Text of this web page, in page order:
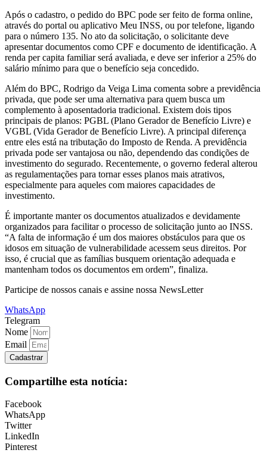
Após o cadastro, o pedido do BPC pode ser feito de forma online,
através do portal ou aplicativo Meu INSS, ou por telefone, ligando
para o número 135. No ato da solicitação, o solicitante deve
apresentar documentos como CPF e documento de identificação. A
renda per capita familiar será avaliada, e deve ser inferior a 25% do
salário mínimo para que o benefício seja concedido.
Além do BPC, Rodrigo da Veiga Lima comenta sobre a previdência
privada, que pode ser uma alternativa para quem busca um
complemento à aposentadoria tradicional. Existem dois tipos
principais de planos: PGBL (Plano Gerador de Benefício Livre) e
VGBL (Vida Gerador de Benefício Livre). A principal diferença
entre eles está na tributação do Imposto de Renda. A previdência
privada pode ser vantajosa ou não, dependendo das condições de
investimento do segurado. Recentemente, o governo federal alterou
as regulamentações para tornar esses planos mais atrativos,
especialmente para aqueles com maiores capacidades de
investimento.
É importante manter os documentos atualizados e devidamente
organizados para facilitar o processo de solicitação junto ao INSS.
“A falta de informação é um dos maiores obstáculos para que os
idosos em situação de vulnerabilidade acessem seus direitos. Por
isso, é crucial que as famílias busquem orientação adequada e
mantenham todos os documentos em ordem”, finaliza.
Participe de nossos canais e assine nossa NewsLetter
WhatsApp
Telegram
Nome
Email
Cadastrar
Compartilhe esta notícia:
Facebook
WhatsApp
Twitter
LinkedIn
Pinterest